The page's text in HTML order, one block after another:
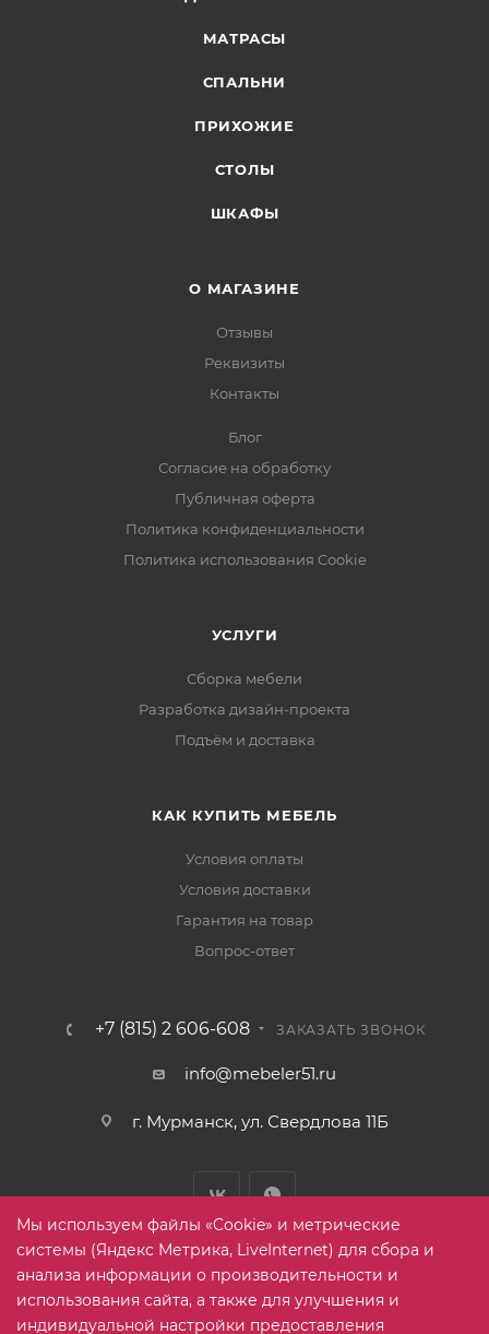
МАТРАСЫ
СПАЛЬНИ
ПРИХОЖИЕ
СТОЛЫ
ШКАФЫ
О МАГАЗИНЕ
Отзывы
Реквизиты
Контакты
Блог
Согласие на обработку
Публичная оферта
Политика конфиденциальности
Политика использования Cookie
УСЛУГИ
Сборка мебели
Разработка дизайн-проекта
Подъём и доставка
КАК КУПИТЬ МЕБЕЛЬ
Условия оплаты
Условия доставки
Гарантия на товар
Вопрос-ответ
+7 (815) 2 606-608 ЗАКАЗАТЬ ЗВОНОК
info@mebeler51.ru
г. Мурманск, ул. Свердлова 11Б
2005-2026 © mebelier51.ru - модный интернет-магазин не
Мы используем файлы «Cookie» и метрические
системы (Яндекс Метрика, LiveInternet) для сбора и
анализа информации о производительности и
использования сайта, а также для улучшения и
индивидуальной настройки предоставления